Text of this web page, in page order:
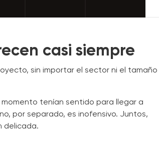
casi siempre
sin importar el sector ni el tamaño
tenían sentido para llegar a
por separado, es inofensivo. Juntos,
delicada.